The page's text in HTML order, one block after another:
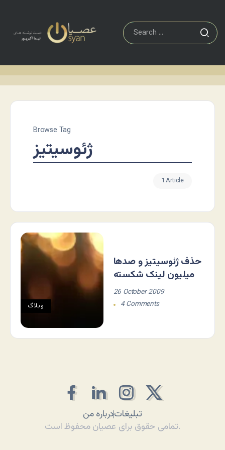
Browse Tag
ژئوسیتیز
1 Article
وبلاگ
حذف ژئوسیتیز و صدها
میلیون لینک شکسته
26 October 2009
4 Comments
درباره منتبلیغات
تمامی حقوق برای عصیان محفوظ است.